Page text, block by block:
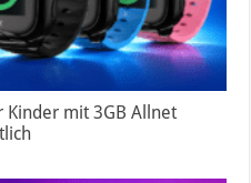
Kinder mit 3GB Allnet